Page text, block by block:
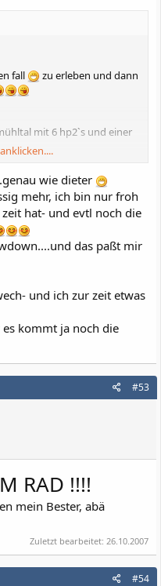
fall
zu erleben und dann
mit 6 hp2`s und einer
wie dieter
mehr, ich bin nur froh
hat- und evtl noch die
das paßt mir
und ich zur zeit etwas
kommt ja noch die
#53
RAD !!!!
mein Bester, abä
Zuletzt bearbeitet: 26.10.2007
#54